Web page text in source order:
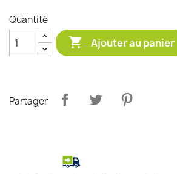
Quantité
 Ajouter au panier
Partager